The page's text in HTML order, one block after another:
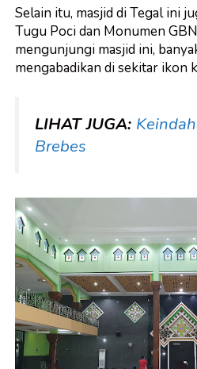
Selain itu, masjid di Tegal ini
Tugu Poci dan Monumen
mengunjungi masjid ini,
mengabadikan di sekitar ikon
LIHAT JUGA:
Brebes